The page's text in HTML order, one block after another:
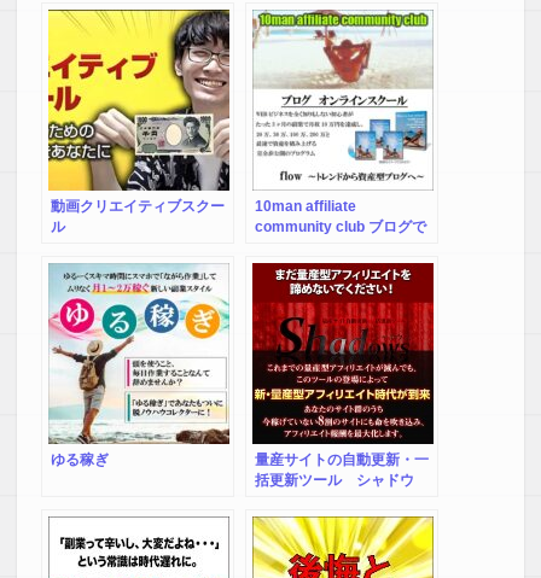
動画クリエイティブスクー
ル
10man affiliate
community club ブログで
ンラインスクール
ゆる稼ぎ
量産サイトの自動更新・一
括更新ツール シャドウ